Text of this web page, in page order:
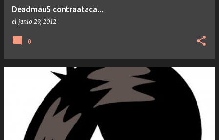
Deadmau5 contraataca...
el junio 29, 2012
0